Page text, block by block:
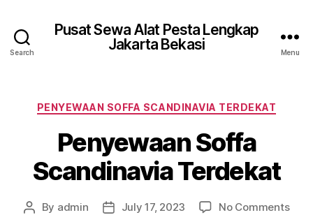
Search
Pusat Sewa Alat Pesta Lengkap
Jakarta Bekasi
Menu
Categories
PENYEWAAN SOFFA SCANDINAVIA TERDEKAT
Penyewaan Soffa
Scandinavia Terdekat
Post
By admin
PostJuly 17, 2023 No Commentson